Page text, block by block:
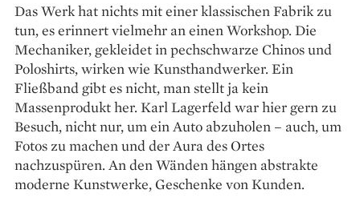
Das Werk hat nichts mit einer klassischen Fabrik zu
tun, es erinnert vielmehr an einen Workshop. Die
Mechaniker, gekleidet in pechschwarze Chinos und
Poloshirts, wirken wie Kunsthandwerker. Ein
Fließband gibt es nicht, man stellt ja kein
Massenprodukt her. Karl Lagerfeld war hier gern zu
Besuch, nicht nur, um ein Auto abzuholen – auch, um
Fotos zu machen und der Aura des Ortes
nachzuspüren. An den Wänden hängen abstrakte
moderne Kunstwerke, Geschenke von Kunden.